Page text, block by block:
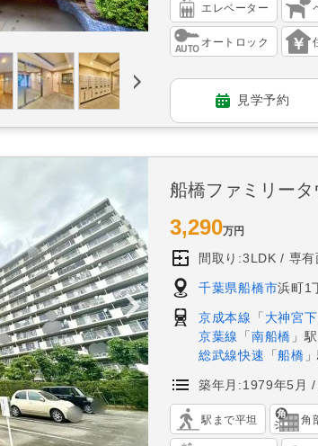
エレベーター
オートロック
見学予約
船橋ファミリー
3,290万円
間取り:3LDK 専
千葉県船橋市浜町1
京成本線 「 大神宮下
京葉線
「 南船橋 」
総武線快速 「船橋
築年月:1979年5月
駅まで平坦 角